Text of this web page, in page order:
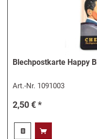
Blechpostkarte Happy
Art.-Nr. 1091003
2,50 € *